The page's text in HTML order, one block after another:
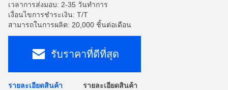
เวลาการส่งมอบ: 2-35 วันทำการ
เงื่อนไขการชำระเงิน: T/T
สามารถในการผลิต: 20,000 ชิ้นต่อเดือน
รับราคาที่ดีที่สุด
รายละเอียดสินค้า รายละเอียดสินค้า